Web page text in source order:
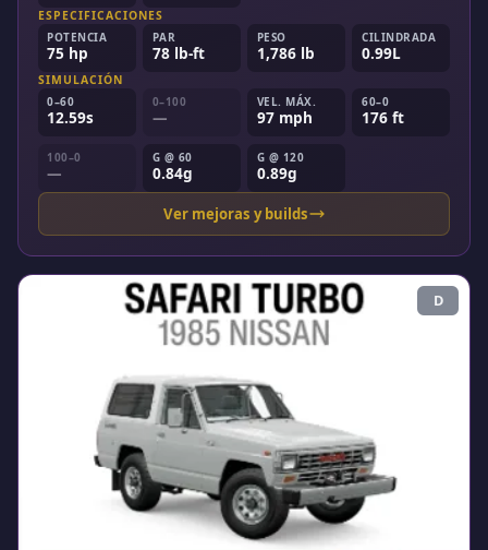
ESPECIFICACIONES
POTENCIA
75 hp
PAR
78 lb-ft
PESO
1,786 lb
CILINDRADA
0.99L
SIMULACIÓN
0–60
12.59s
0–100
—
VEL. MÁX.
97 mph
60–0
176 ft
100–0
—
G @ 60
0.84g
G @ 120
0.89g
Ver mejoras y builds
D